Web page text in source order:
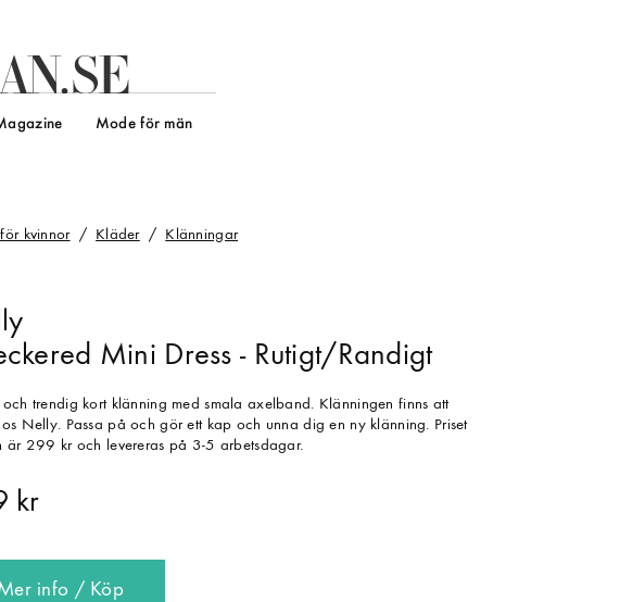
N.SE
Mode för män
kvinnor Kläder Klänningar
Mini Dress - Rutigt/Randigt
trendig kort klänning med smala axelband. Klänningen finns att
Nelly. Passa på och gör ett kap och unna dig en ny klänning. Priset
är 299 kr och levereras på 3-5 arbetsdagar.
kr
info / Köp